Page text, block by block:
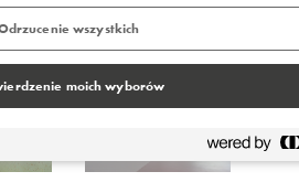
wszystkich
moich wyborów